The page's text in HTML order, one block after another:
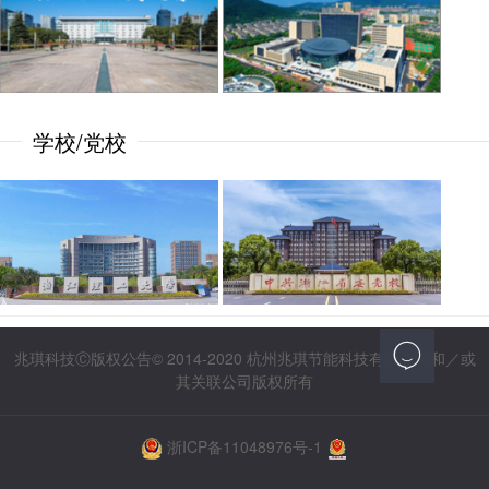
学校/党校
兆琪科技Ⓒ版权公告© 2014-2020 杭州兆琪节能科技有限公司和／或
其关联公司版权所有
浙ICP备11048976号-1
